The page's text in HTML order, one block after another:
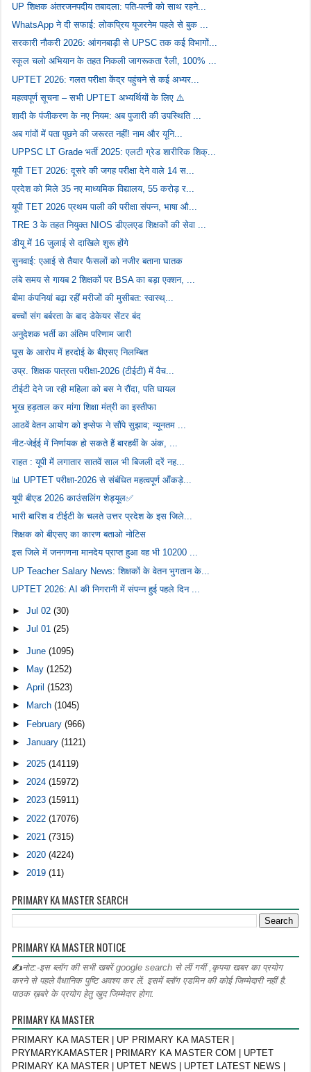
UP शिक्षक अंतरजनपदीय तबादला: पति-पत्नी को साथ रहने...
WhatsApp ने दी सफाई: लोकप्रिय यूजरनेम पहले से बुक ...
सरकारी नौकरी 2026: आंगनबाड़ी से UPSC तक कई विभागों...
स्कूल चलो अभियान के तहत निकली जागरूकता रैली, 100% ...
UPTET 2026: गलत परीक्षा केंद्र पहुंचने से कई अभ्यर...
महत्वपूर्ण सूचना – सभी UPTET अभ्यर्थियों के लिए ⚠️
शादी के पंजीकरण के नए नियम: अब पुजारी की उपस्थिति ...
अब गांवों में पता पूछने की जरूरत नहीं! नाम और यूनि...
UPPSC LT Grade भर्ती 2025: एलटी ग्रेड शारीरिक शिक्...
यूपी TET 2026: दूसरे की जगह परीक्षा देने वाले 14 स...
प्रदेश को मिले 35 नए माध्यमिक विद्यालय, 55 करोड़ र...
यूपी TET 2026 प्रथम पाली की परीक्षा संपन्न, भाषा औ...
TRE 3 के तहत नियुक्त NIOS डीएलएड शिक्षकों की सेवा ...
डीयू में 16 जुलाई से दाखिले शुरू होंगे
सुनवाई: एआई से तैयार फैसलों को नजीर बताना घातक
लंबे समय से गायब 2 शिक्षकों पर BSA का बड़ा एक्शन, ...
बीमा कंपनियां बढ़ा रहीं मरीजों की मुसीबत: स्वास्थ्...
बच्चों संग बर्बरता के बाद डेकेयर सेंटर बंद
अनुदेशक भर्ती का अंतिम परिणाम जारी
घूस के आरोप में हरदोई के बीएसए निलम्बित
उप्र. शिक्षक पात्रता परीक्षा-2026 (टीईटी) में वैच...
टीईटी देने जा रही महिला को बस ने रौंदा, पति घायल
भूख हड़ताल कर मांगा शिक्षा मंत्री का इस्तीफा
आठवें वेतन आयोग को इप्सेफ ने सौंपे सुझाव; न्यूनतम ...
नीट-जेईई में निर्णायक हो सकते हैं बारहवीं के अंक, ...
राहत : यूपी में लगातार सातवें साल भी बिजली दरें नह...
📊 UPTET परीक्षा-2026 से संबंधित महत्वपूर्ण आँकड़े...
यूपी बीएड 2026 काउंसलिंग शेड्यूल✅
भारी बारिश व टीईटी के चलते उत्तर प्रदेश के इस जिले...
शिक्षक को बीएसए का कारण बताओ नोटिस
इस जिले में जनगणना मानदेय प्राप्त हुआ वह भी 10200 ...
UP Teacher Salary News: शिक्षकों के वेतन भुगतान के...
UPTET 2026: AI की निगरानी में संपन्न हुई पहले दिन ...
►Jul 02(30)
►Jul 01(25)
►June(1095)
►
May(1252)
►April(1523)
►
March(1045)
► February(966)
►January(1121)
►2025(14119)
►2024(15972)
►2023(15911)
► 2022(17076)
► 2021(7315)
►2020(4224)
►2019(11)
PRIMARY KA MASTER SEARCH
PRIMARY KA MASTER NOTICE
✍नोट:-इस ब्लॉग की सभी खबरें google search से लीं गयीं ,कृपया खबर का प्रयोग
करने से पहले वैधानिक पुष्टि अवश्य कर लें. इसमें ब्लॉग एडमिन की कोई जिम्मेदारी नहीं है.
पाठक ख़बरे के प्रयोग हेतु खुद जिम्मेदार होगा.
PRIMARY KA MASTER
PRIMARY KA MASTER | UP PRIMARY KA MASTER |
PRYMARYKAMASTER | PRIMARY KA MASTER COM | UPTET
PRIMARY KA MASTER | UPTET NEWS | UPTET LATEST NEWS |